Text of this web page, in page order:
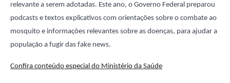
relevante a serem adotadas. Este ano, o Governo Federal preparou
podcasts e textos explicativos com orientações sobre o combate ao
mosquito e informações relevantes sobre as doenças, para ajudar a
população a fugir das fake news.
Confira conteúdo especial do Ministério da Saúde